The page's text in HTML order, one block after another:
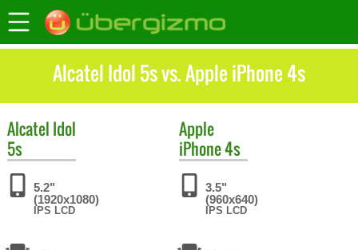
Alcatel Idol 5s vs. Apple iPhone 4s
Alcatel Idol
5s
5.2"
(1920x1080)
IPS LCD
Apple
iPhone 4s
3.5"
(960x640)
IPS LCD